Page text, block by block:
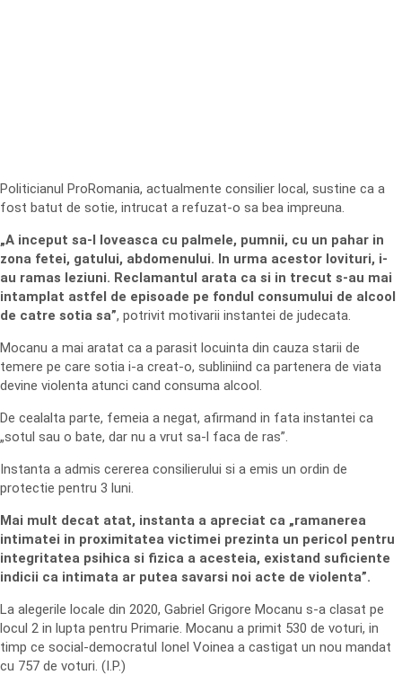
Politicianul ProRomania, actualmente consilier local, sustine ca a
fost batut de sotie, intrucat a refuzat-o sa bea impreuna.
„A inceput sa-l loveasca cu palmele, pumnii, cu un pahar in
zona fetei, gatului, abdomenului. In urma acestor lovituri, i-
au ramas leziuni. Reclamantul arata ca si in trecut s-au mai
intamplat astfel de episoade pe fondul consumului de alcool
de catre sotia sa”, potrivit motivarii instantei de judecata.
Mocanu a mai aratat ca a parasit locuinta din cauza starii de
temere pe care sotia i-a creat-o, subliniind ca partenera de viata
devine violenta atunci cand consuma alcool.
De cealalta parte, femeia a negat, afirmand in fata instantei ca
„sotul sau o bate, dar nu a vrut sa-l faca de ras”.
Instanta a admis cererea consilierului si a emis un ordin de
protectie pentru 3 luni.
Mai mult decat atat, instanta a apreciat ca „ramanerea
intimatei in proximitatea victimei prezinta un pericol pentru
integritatea psihica si fizica a acesteia, existand suficiente
indicii ca intimata ar putea savarsi noi acte de violenta”.
La alegerile locale din 2020, Gabriel Grigore Mocanu s-a clasat pe
locul 2 in lupta pentru Primarie. Mocanu a primit 530 de voturi, in
timp ce social-democratul Ionel Voinea a castigat un nou mandat
cu 757 de voturi. (I.P.)